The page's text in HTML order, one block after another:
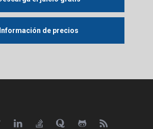
Información de precios